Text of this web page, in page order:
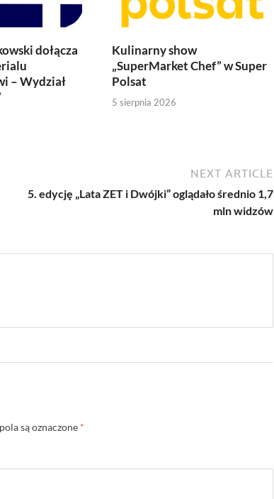
dołącza
– Wydział
Kulinarny show
„SuperMarket Chef” w Super
Polsat
5 sierpnia 2026
NEXT ARTICLE
5. edycję „Lata ZET i Dwójki” oglądało średnio 1,7
mln widzów
są oznaczone *